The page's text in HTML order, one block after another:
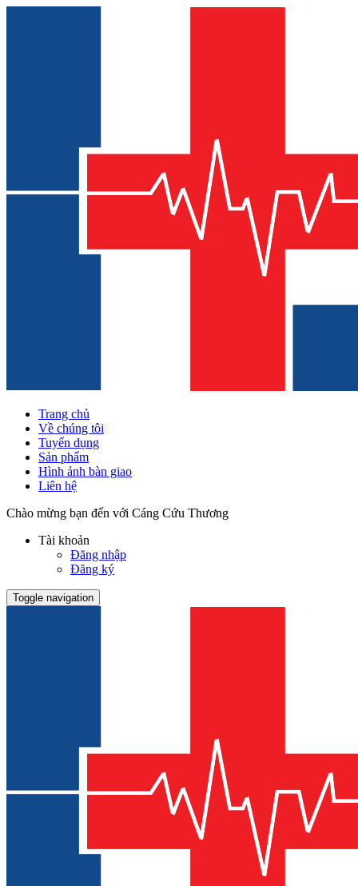
Trang chủ
Về chúng tôi
Tuyển dụng
Sản phẩm
Hình ảnh bàn giao
Liên hệ
Chào mừng bạn đến với Cáng Cứu Thương
Tài khoản
Đăng nhập
Đăng ký
Toggle navigation